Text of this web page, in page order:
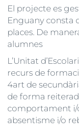
El projecte es
Enguany consta
places. De
alumnes
L’Unitat
recurs de
4art de
de forma
comportament i/
absentisme i/o